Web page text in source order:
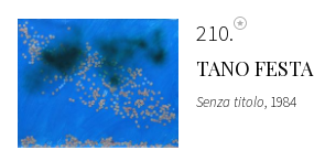
210
TANO FESTA
Senza titolo, 1984